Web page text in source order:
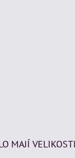
MAJÍ